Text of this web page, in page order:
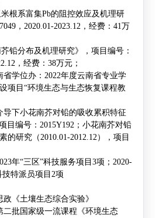
米根系富集Pb的阻控效应及机理研
， 2020.01-2023.12 ，经费： 41万
铅分布及机理研究》，项目编号：
，经费： 38万元；
省学位办： 2022年度云南省专业学
项目 “环境生态与生态恢复课程教
导下小花南芥对铅的吸收累积特征
目编号： 2015Y192 ；小花南芥对铅
的研究（ 2010.01-2012.12 ），项目
年“三区”科技服务项目 3项； 2020-
技特派员项目 2项
政《土壤生态综合实验》
二批国家级一流课程《环境生态